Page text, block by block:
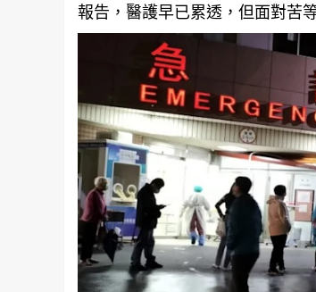
報告，醫護早已累透，但面對苦